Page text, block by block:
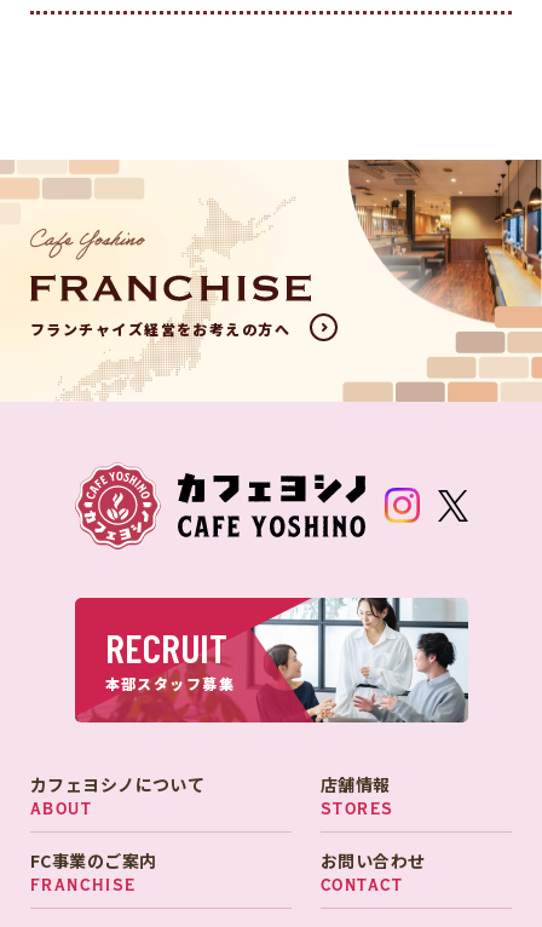
フランチャイズ経営をお考えの方へ
RECRUIT
本部スタッフ募集
カフェヨシノについて
ABOUT
店舗情報
STORES
FC事業のご案内
FRANCHISE
お問い合わせ
CONTACT